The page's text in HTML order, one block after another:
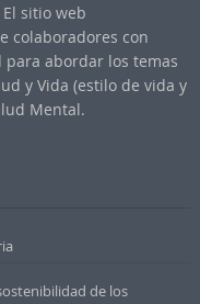
sitio web
colaboradores con
abordar los temas
y Vida (estilo de vida y
Mental.
de los